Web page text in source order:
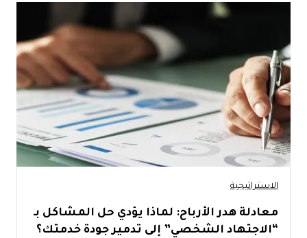
الاستراتيجية
معادلة هدر الأرباح: لماذا يؤدي حل المشاكل بـ
“الاجتهاد الشخصي” إلى تدمير جودة خدمتك؟